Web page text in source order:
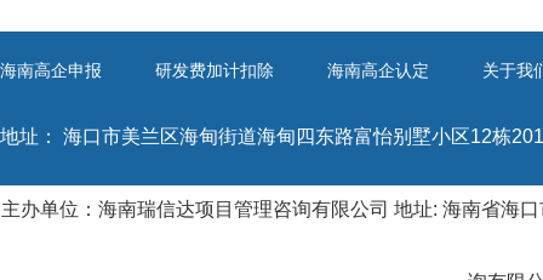
海南高企申报 研发费加计扣除 海南高企认定 关于我
地址： 海口市美兰区海甸街道海甸四东路富怡别墅小区12栋
主办单位：海南瑞信达项目管理咨询有限公司 地址: 海南省海